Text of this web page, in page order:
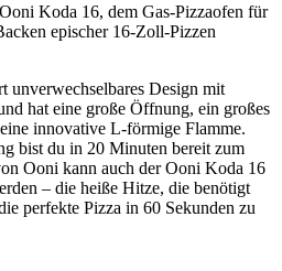
Koda 16, dem Gas-Pizzaofen für
epischer 16-Zoll-Pizzen
Design mit
hat eine große Öffnung, ein großes
innovative L-förmige Flamme.
bist du in 20 Minuten bereit zum
Ooni kann auch der Ooni Koda 16
– die heiße Hitze, die benötigt
perfekte Pizza in 60 Sekunden zu